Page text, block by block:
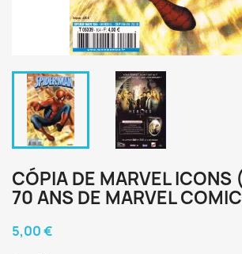
CÓPIA DE MARVEL
70 ANS DE MARVEL
5,00 €